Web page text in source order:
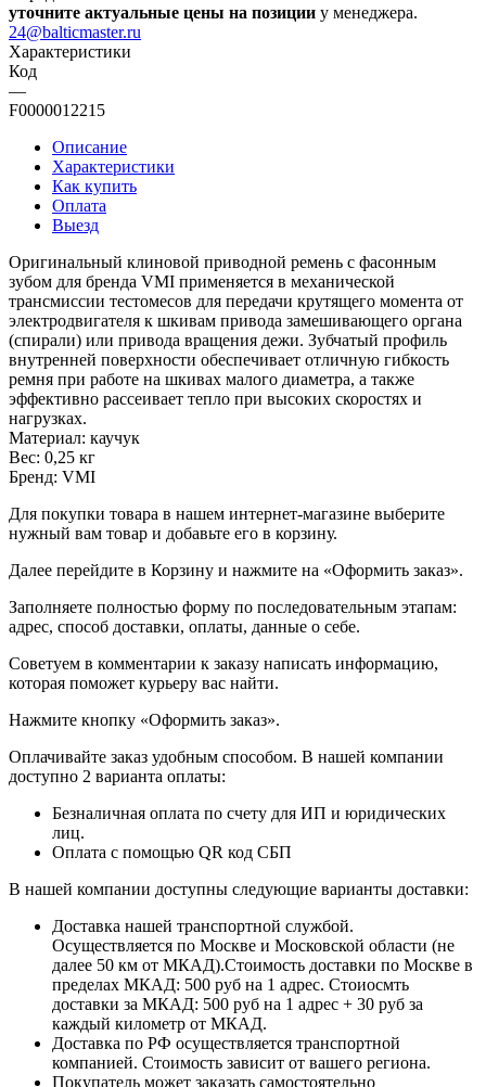
уточните актуальные цены на позиции у менеджера.
24@balticmaster.ru
Характеристики
Код
—
F0000012215
Описание
Характеристики
Как купить
Оплата
Выезд
Оригинальный клиновой приводной ремень с фасонным
зубом для бренда VMI применяется в механической
трансмиссии тестомесов для передачи крутящего момента от
электродвигателя к шкивам привода замешивающего органа
(спирали) или привода вращения дежи. Зубчатый профиль
внутренней поверхности обеспечивает отличную гибкость
ремня при работе на шкивах малого диаметра, а также
эффективно рассеивает тепло при высоких скоростях и
нагрузках.
Материал: каучук
Вес: 0,25 кг
Бренд: VMI
Для покупки товара в нашем интернет-магазине выберите
нужный вам товар и добавьте его в корзину.
Далее перейдите в Корзину и нажмите на «Оформить заказ».
​​​​​​​Заполняете полностью форму по последовательным этапам:
адрес, способ доставки, оплаты, данные о себе.
​​​​​​​Советуем в комментарии к заказу написать информацию,
которая поможет курьеру вас найти.
​​​​​​​Нажмите кнопку «Оформить заказ».
Оплачивайте заказ удобным способом. В нашей компании
доступно 2 варианта оплаты:
Безналичная оплата по счету для ИП и юридических
лиц.
Оплата с помощью QR код СБП
В нашей компании доступны следующие варианты доставки:
Доставка нашей транспортной службой.
Осуществляется по Москве и Московской области (не
далее 50 км от МКАД).Стоимость доставки по Москве в
пределах МКАД: 500 руб на 1 адрес. Стоиосмть
доставки за МКАД: 500 руб на 1 адрес + 30 руб за
каждый километр от МКАД.
Доставка по РФ осуществляется транспортной
компанией. Стоимость зависит от вашего региона.
Покупатель может заказать самостоятельно